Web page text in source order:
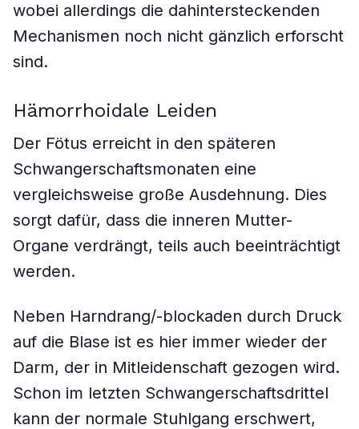
wobei allerdings die dahintersteckenden
Mechanismen noch nicht gänzlich erforscht
sind.
Hämorrhoidale Leiden
Der Fötus erreicht in den späteren
Schwangerschaftsmonaten eine
vergleichsweise große Ausdehnung. Dies
sorgt dafür, dass die inneren Mutter-
Organe verdrängt, teils auch beeinträchtigt
werden.
Neben Harndrang/-blockaden durch Druck
auf die Blase ist es hier immer wieder der
Darm, der in Mitleidenschaft gezogen wird.
Schon im letzten Schwangerschaftsdrittel
kann der normale Stuhlgang erschwert,